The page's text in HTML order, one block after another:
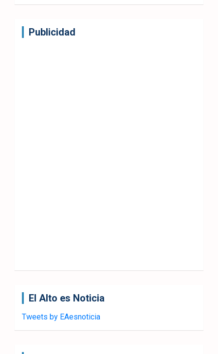
Publicidad
El Alto es Noticia
Tweets by EAesnoticia